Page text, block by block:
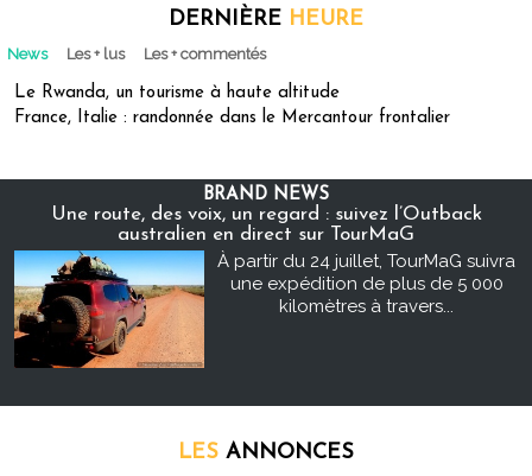
DERNIÈRE HEURE
News Les + lus Les + commentés
Le Rwanda, un tourisme à haute altitude
France, Italie : randonnée dans le Mercantour frontalier
BRAND NEWS
Une route, des voix, un regard : suivez l’Outback
australien en direct sur TourMaG
À partir du 24 juillet, TourMaG suivra
une expédition de plus de 5 000
kilomètres à travers...
LES ANNONCES